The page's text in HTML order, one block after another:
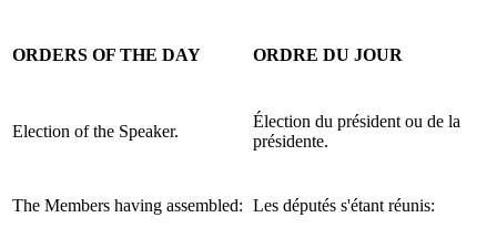
ORDERS OF THE DAY ORDRE DU JOUR
Election of the Speaker.
Élection du président ou de la
présidente.
The Members having assembled: Les députés s'étant réunis: